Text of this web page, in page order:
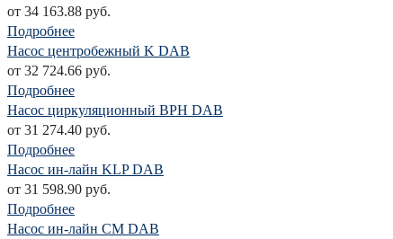
от 34 163.88 руб.
Подробнее
Насос центробежный K DAB
от 32 724.66 руб.
Подробнее
Насос циркуляционный BPH DAB
от 31 274.40 руб.
Подробнее
Насос ин-лайн KLP DAB
от 31 598.90 руб.
Подробнее
Насос ин-лайн CM DAB